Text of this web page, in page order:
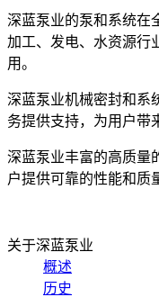
深蓝泵业的泵和系统在
加工、发电、水资源行
用。
深蓝泵业机械密封和系
务提供支持，为用户带
深蓝泵业丰富的高质量
户提供可靠的性能和质
关于深蓝泵业
概述
历史